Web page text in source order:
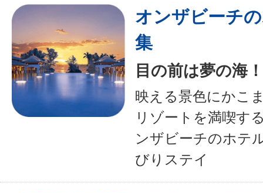
オンザビーチ
集
目の前は夢の海
映える景色にかこ
リゾートを満喫す
ンザビーチのホテ
びりステイ